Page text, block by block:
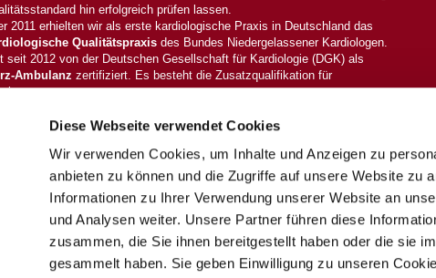
Diese Webseite verwendet Cookies
Wir verwenden Cookies, um Inhalte und Anzeigen zu
anbieten zu können und die Zugriffe auf unsere Website zu
Informationen zu Ihrer Verwendung unserer Website an
und Analysen weiter. Unsere Partner führen diese
zusammen, die Sie ihnen bereitgestellt haben oder die sie
gesammelt haben. Sie geben Einwilligung zu unseren
hin erfolgreich prüfen lassen.
2011 erhielten wir als erste kardiologische Praxis in Deutschland das
Qualitätspraxis des Bundes Niedergelassener Kardiologen.
seit 2012 von der Deutschen Gesellschaft für Kardiologie (DGK) als
Ambulanz zertifiziert. Es besteht die Zusatzqualifikation für
Schwerpunktpraxis ©2021. All Rights reserved.